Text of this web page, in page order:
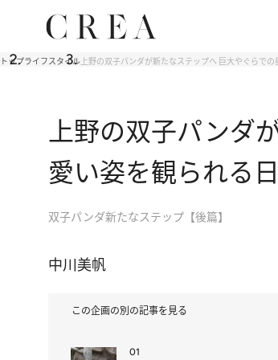
トップライフスタイル 上野の双子パンダが新たなステップへ 巨大やぐらで
上野の双子パンダ
愛い姿を観られる
双子パンダ新たなステップ【後篇】
中川美帆
この企画の別の記事を見る
01